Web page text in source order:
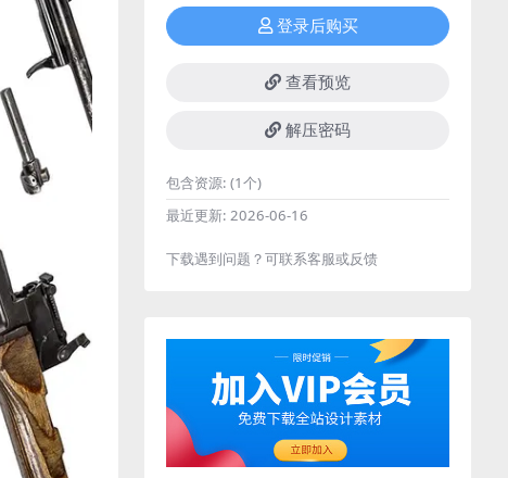
登录后购买
查看预览
解压密码
包含资源: (1个)
最近更新: 2026-06-16
下载遇到问题？可联系客服或反馈